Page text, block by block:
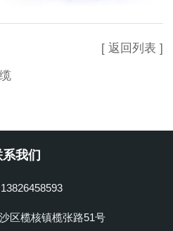
[ 返回列表 ]
我们
区榄核镇榄张路51号